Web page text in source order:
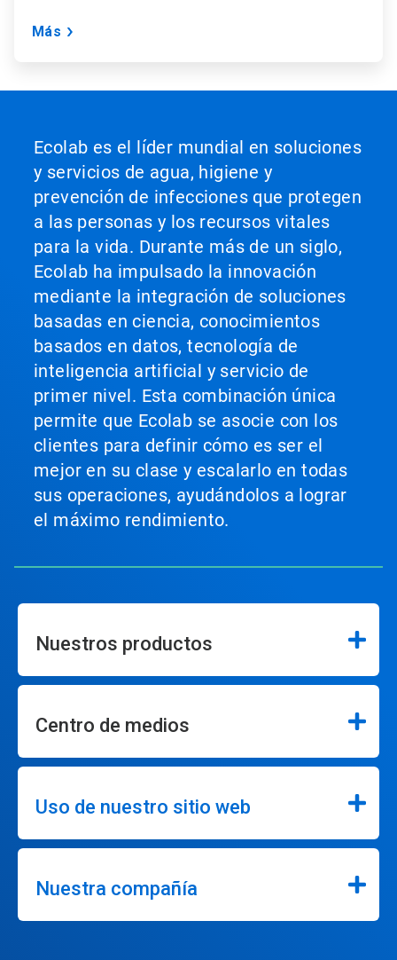
Más
Ecolab es el líder mundial en soluciones
y servicios de agua, higiene y
prevención de infecciones que protegen
a las personas y los recursos vitales
para la vida. Durante más de un siglo,
Ecolab ha impulsado la innovación
mediante la integración de soluciones
basadas en ciencia, conocimientos
basados en datos, tecnología de
inteligencia artificial y servicio de
primer nivel. Esta combinación única
permite que Ecolab se asocie con los
clientes para definir cómo es ser el
mejor en su clase y escalarlo en todas
sus operaciones, ayudándolos a lograr
el máximo rendimiento.
Nuestros productos
Centro de medios
Uso de nuestro sitio web
Nuestra compañía